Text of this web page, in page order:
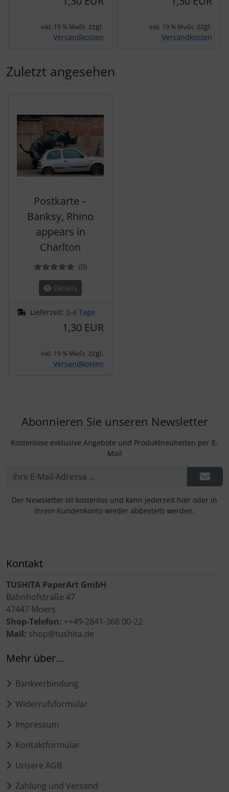
inkl. 19 % MwSt. zzgl.
Versandkosten
inkl. 19 % MwSt. zzgl.
Versandkosten
Zuletzt angesehen
Postkarte –
Banksy, Rhino
appears in
Charlton
(0Bewertungen
)
Details
Lieferzeit: 3-4 Tage
1,30 EUR
inkl. 19 % MwSt. zzgl.
Versandkosten
Abonnieren Sie unseren Newsletter
Kostenlose exklusive Angebote und Produktneuheiten per E-
Mail
Der Newsletter ist kostenlos und kann jederzeit hier oder in
Ihrem Kundenkonto wieder abbestellt werden.
Kontakt
TUSHITA PaperArt GmbH
Bahnhofstraße 47
47447 Moers
Shop-Telefon: ++49-2841-368 00-22
Mail: shop@tushita.de
Mehr über...
Bankverbindung
Widerrufsformular
Impressum
Kontaktformular
Unsere AGB
Zahlung und Versand